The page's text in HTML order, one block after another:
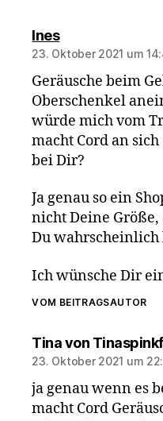
Inessagt:
23. Oktober 2021 um
Geräusche beim
Oberschenkel
würde mich vom
macht Cord an
bei Dir?
Ja genau so ein
nicht Deine
Du wahrscheinlich
Ich wünsche Dir
VOM BEITRAGSAUTOR
Tina von
23. Oktober 2021 um
ja genau wenn es
macht Cord